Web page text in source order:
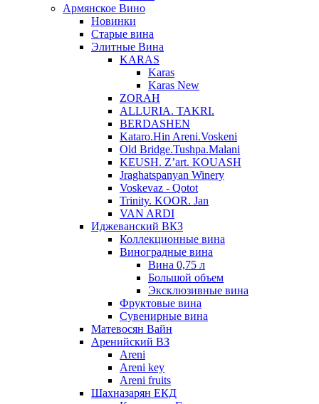
Армянское Вино
Новинки
Старые вина
Элитные Вина
KARAS
Karas
Karas New
ZORAH
ALLURIA. TAKRI.
BERDASHEN
Kataro.Hin Areni.Voskeni
Old Bridge.Tushpa.Malani
KEUSH. Z’art. KOUASH
Jraghatspanyan Winery
Voskevaz - Qotot
Trinity. KOOR. Jan
VAN ARDI
Иджеванский ВКЗ
Коллекционные вина
Виноградные вина
Вина 0,75 л
Большой объем
Эксклюзивные вина
Фруктовые вина
Cувенирные вина
Матевосян Вайн
Аренийский ВЗ
Areni
Areni key
Areni fruits
Шахназарян ЕКД